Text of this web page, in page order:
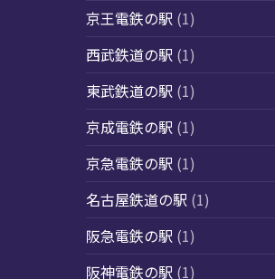
京王電鉄の駅 (1)
西武鉄道の駅 (1)
東武鉄道の駅 (1)
京成電鉄の駅 (1)
京急電鉄の駅 (1)
名古屋鉄道の駅 (1)
阪急電鉄の駅 (1)
阪神電鉄の駅 (1)